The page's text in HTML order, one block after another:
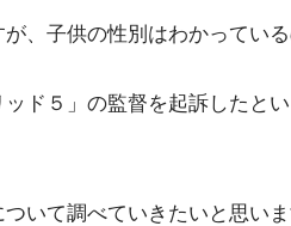
、子供の性別はわかってい
ド５」の監督を起訴したと
いて調べていきたいと思いま